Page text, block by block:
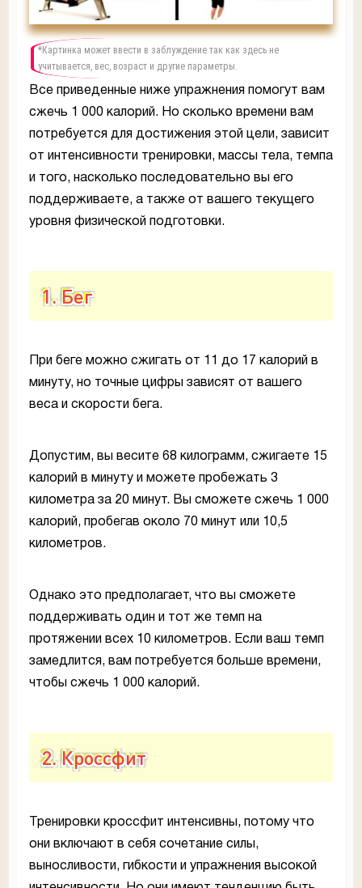
*Картинка может ввести в заблуждение так как здесь не
учитывается, вес, возраст и другие параметры.
Все приведенные ниже упражнения помогут вам
сжечь 1 000 калорий. Но сколько времени вам
потребуется для достижения этой цели, зависит
от интенсивности тренировки, массы тела, темпа
и того, насколько последовательно вы его
поддерживаете, а также от вашего текущего
уровня физической подготовки.
1. Бег
При беге можно сжигать от 11 до 17 калорий в
минуту, но точные цифры зависят от вашего
веса и скорости бега.
Допустим, вы весите 68 килограмм, сжигаете 15
калорий в минуту и можете пробежать 3
километра за 20 минут. Вы сможете сжечь 1 000
калорий, пробегав около 70 минут или 10,5
километров.
Однако это предполагает, что вы сможете
поддерживать один и тот же темп на
протяжении всех 10 километров. Если ваш темп
замедлится, вам потребуется больше времени,
чтобы сжечь 1 000 калорий.
2. Кроссфит
Тренировки кроссфит интенсивны, потому что
они включают в себя сочетание силы,
выносливости, гибкости и упражнения высокой